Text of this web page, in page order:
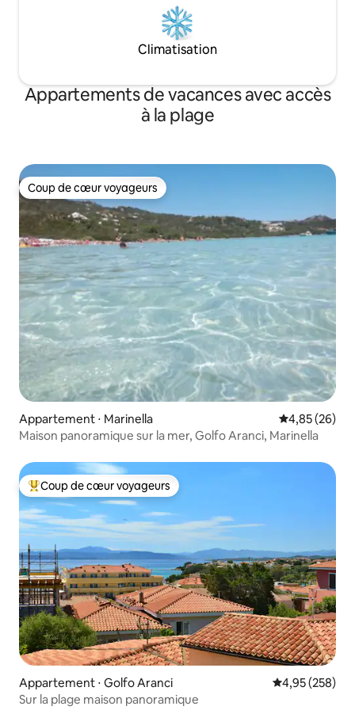
Climatisation
Appartements de vacances avec accès
à la plage
Coup de cœur voyageurs
Coup de cœur voyageurs
Appartement ⋅ Marinella Évaluation
4,85 (26)
Maison panoramique sur la mer, Golfo Aranci, Marinella
Coups de cœur voyageurs les plus appréciés
Coup de cœur voyageurs
Appartement ⋅ Golfo Aranci Évaluation
4,95 (258)
Sur la plage maison panoramique